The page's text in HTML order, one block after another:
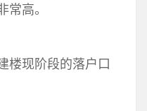
常高。
楼现阶段的落户口